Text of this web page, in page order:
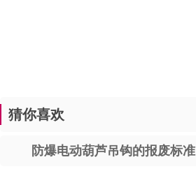
猜你喜欢
防爆电动葫芦吊钩的报废标准